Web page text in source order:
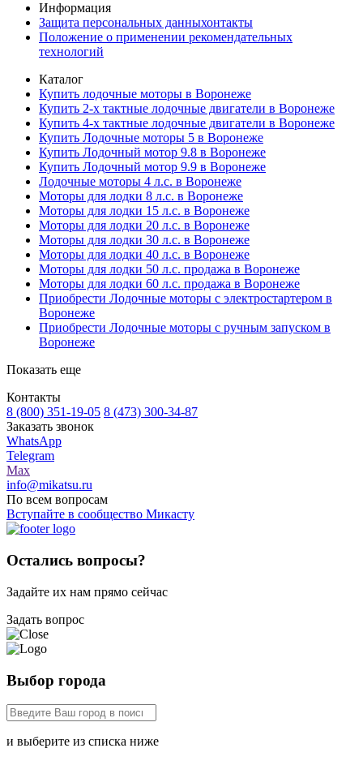
Информация
Защита персональных данныхонтакты
Положение о применении рекомендательных
технологий
Каталог
Купить лодочные моторы в Воронеже
Купить 2-х тактные лодочные двигатели в Воронеже
Купить 4-х тактные лодочные двигатели в Воронеже
Купить Лодочные моторы 5 в Воронеже
Купить Лодочный мотор 9.8 в Воронеже
Купить Лодочный мотор 9.9 в Воронеже
Лодочные моторы 4 л.с. в Воронеже
Моторы для лодки 8 л.с. в Воронеже
Моторы для лодки 15 л.с. в Воронеже
Моторы для лодки 20 л.с. в Воронеже
Моторы для лодки 30 л.с. в Воронеже
Моторы для лодки 40 л.с. в Воронеже
Моторы для лодки 50 л.с. продажа в Воронеже
Моторы для лодки 60 л.с. продажа в Воронеже
Приобрести Лодочные моторы с электростартером в
Воронеже
Приобрести Лодочные моторы с ручным запуском в
Воронеже
Показать еще
Контакты
8 (800) 351-19-05 8 (473) 300-34-87
Заказать звонок
WhatsApp
Telegram
Max
info@mikatsu.ru
По всем вопросам
Вступайте в сообщество Микасту
Остались вопросы?
Задайте их нам прямо сейчас
Задать вопрос
Выбор города
и выберите из списка ниже